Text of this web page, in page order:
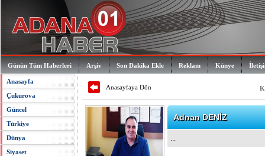
Günün Tüm Haberleri Arşiv Son Dakika Ekle Reklam Künye
Anasayfa
Çukurova
Güncel
Türkiye
Dünya
Siyaset
Anasayfaya Dön
Adnan DENİZ
...